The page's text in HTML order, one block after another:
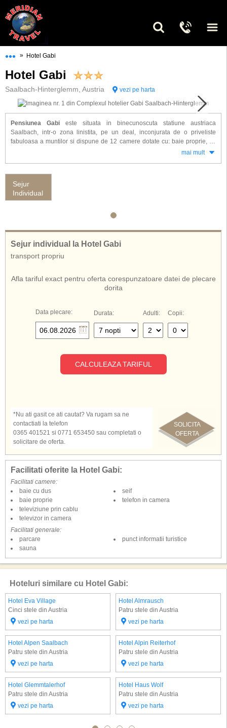
••• » Hotel Gabi
Hotel Gabi
Saalbach-Hinterglemm, Austria vezi pe harta
Pensiunea Gabi este situata in binecunoscuta statiune austriaca
Saalbach, intr-o zona linistita, pe un deal, inconjurata de o priveliste
fabuloasa a muntilor si dispune de 12 camere dotate cu: baie proprie, Tv
pensiunii.
mai mult
Sejur
Individual
Sejur individual la Hotel Gabi
transport propriu
Afla tariful exact pentru oferta corespunzatoare datei de plecare
dorita
Data plecare: Durata: Adulti: Copii:
CALCULEAZA TARIFUL
SOLICITA
OFERTA
*Nu ati gasit ce ati cautat? Va rugam sa ne
contactiati la telefon
0365 401521 si 0771 653450 sau completati o
solicitare de oferta.
Facilitati oferite la Hotel Gabi:
Facilitati camere:
baie cu dus
baie proprie
seif
telefon in camera
televiziune prin cablu
televizor in camera
Facilitati generale:
parcare
punct informatii turistice
sauna
Hoteluri similare cu Hotel Gabi:
Hotel Eva Village
Cinci stele din Austria
vezi pe harta
Hotel Almrausch
Patru stele din Austria
vezi pe harta
Hotel Alpen Saalbach
Patru stele din Austria
vezi pe harta
Hotel Alpin Reiterhof
Patru stele din Austria
vezi pe harta
Hotel Glemmtalerhof
Patru stele din Austria
vezi pe harta
Hotel Haus Wolf
Patru stele din Austria
vezi pe harta